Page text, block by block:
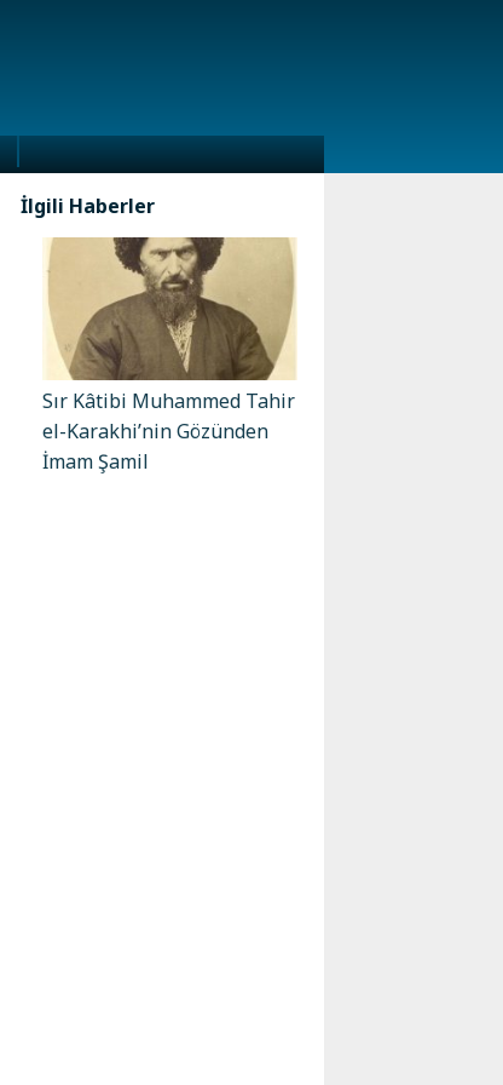
İlgili Haberler
Sır Kâtibi Muhammed Tahir
el-Karakhi’nin Gözünden
İmam Şamil